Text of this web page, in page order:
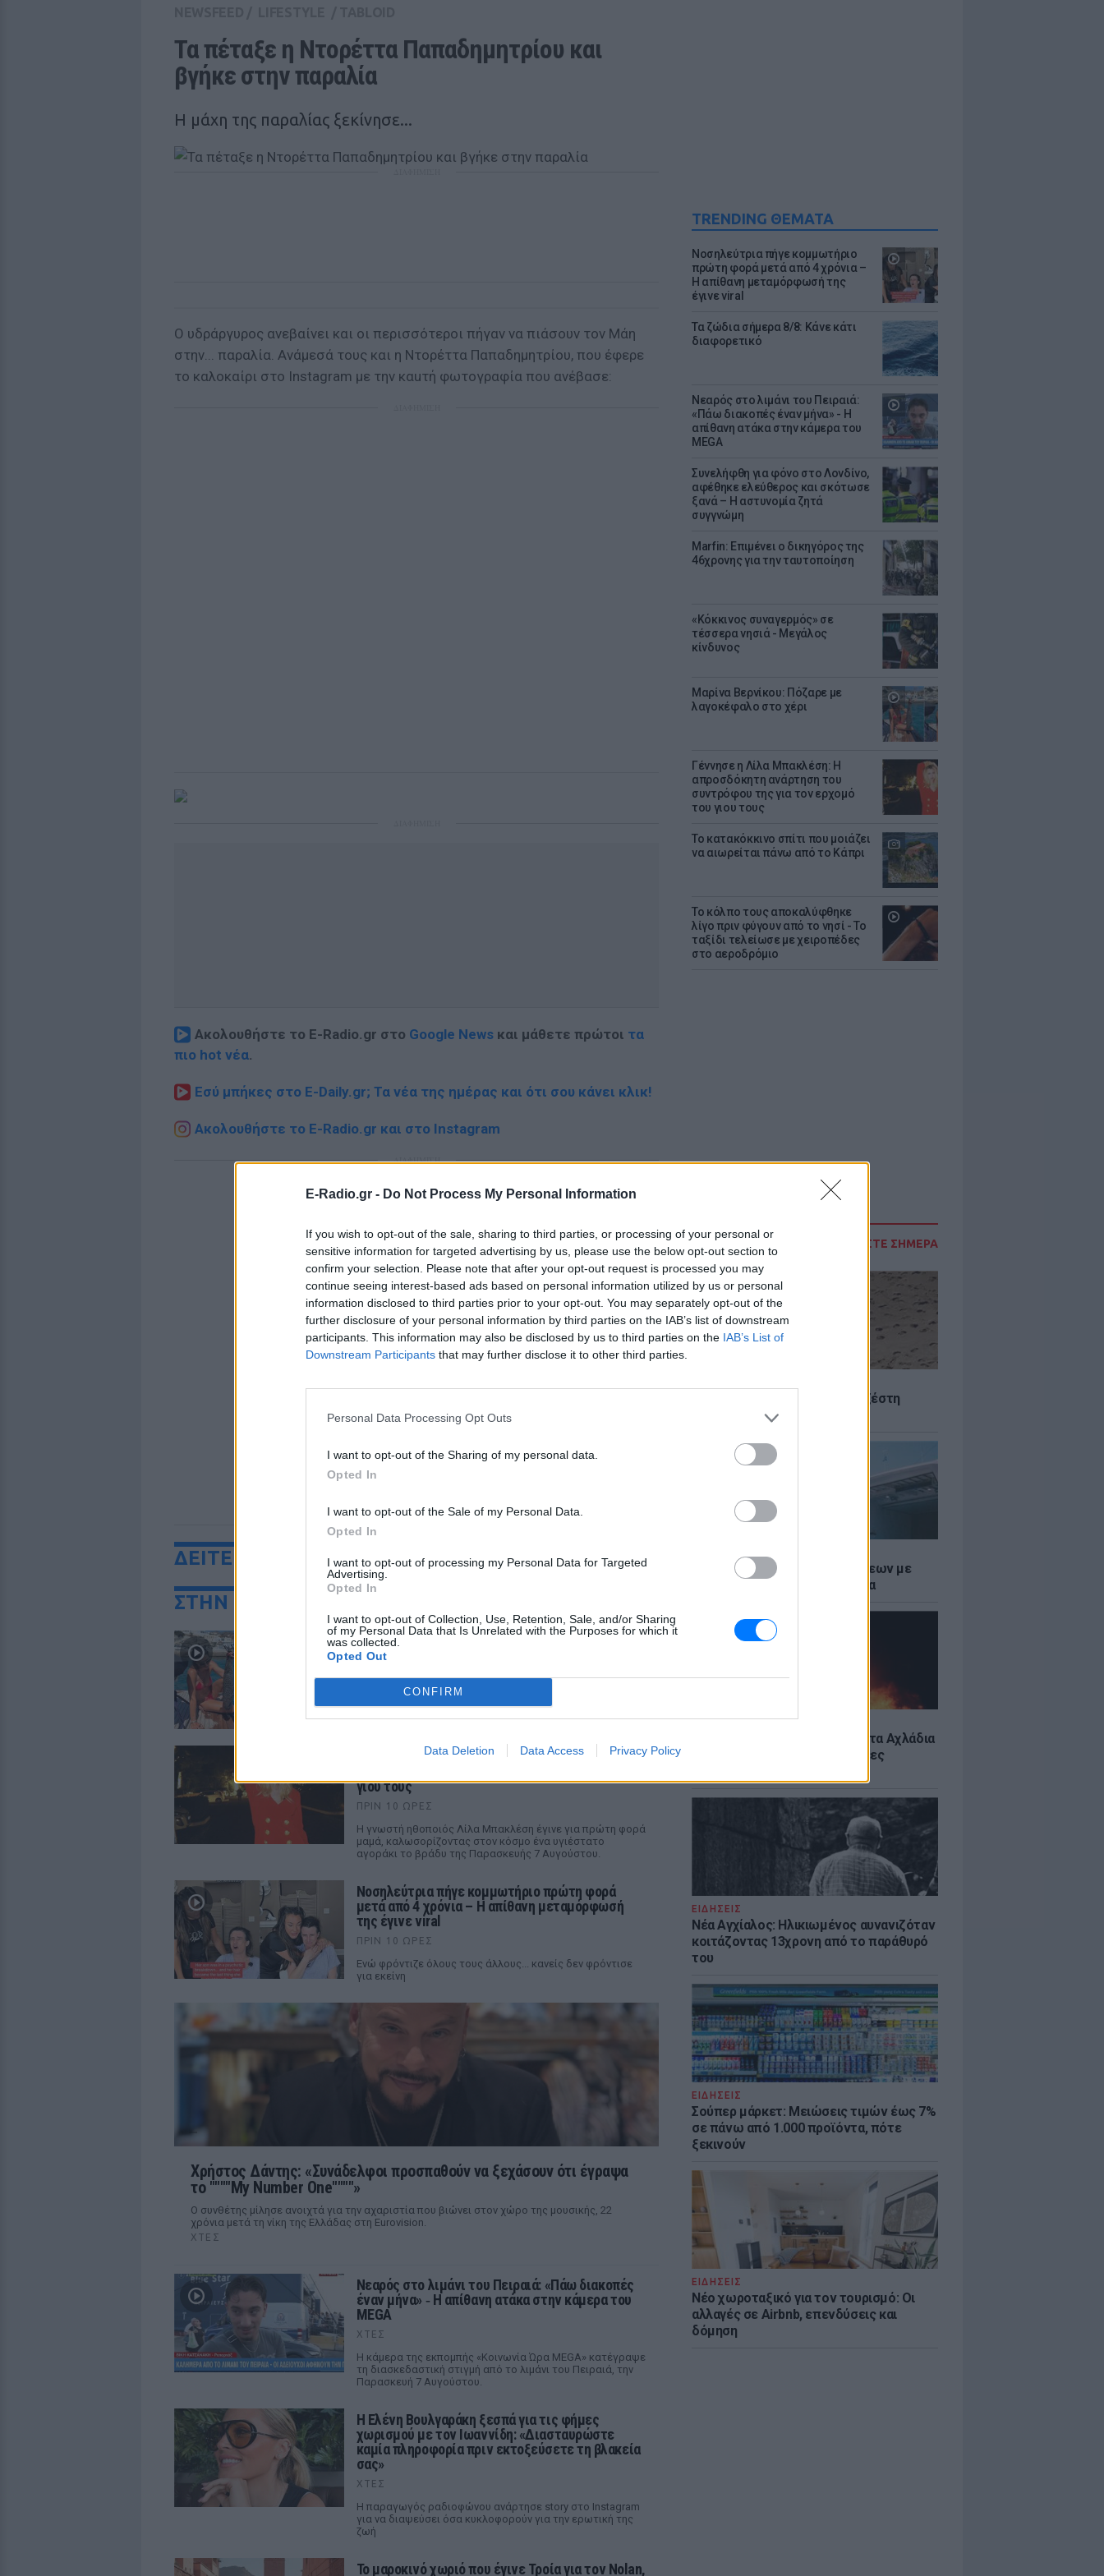
E-Radio.gr - Do Not Process My Personal Information
If you wish to opt-out of the sale, sharing to third parties, or processing of your personal or
sensitive information for targeted advertising by us, please use the below opt-out section to
confirm your selection. Please note that after your opt-out request is processed you may
continue seeing interest-based ads based on personal information utilized by us or personal
information disclosed to third parties prior to your opt-out. You may separately opt-out of the
further disclosure of your personal information by third parties on the IAB’s list of downstream
participants. This information may also be disclosed by us to third parties on the IAB’s List of
Downstream Participants that may further disclose it to other third parties.
Personal Data Processing Opt Outs
I want to opt-out of the Sharing of my personal data.
Opted In
I want to opt-out of the Sale of my Personal Data.
Opted In
I want to opt-out of processing my Personal Data for Targeted
Advertising.
Opted In
I want to opt-out of Collection, Use, Retention, Sale, and/or Sharing
of my Personal Data that Is Unrelated with the Purposes for which it
was collected.
Opted Out
CONFIRM
Data Deletion Data Access Privacy Policy
TRENDING ΘΕΜΑΤΑ
Νοσηλεύτρια πήγε κομμωτήριο
πρώτη φορά μετά από 4 χρόνια –
Η απίθανη μεταμόρφωσή της
έγινε viral
Τα ζώδια σήμερα 8/8: Κάνε κάτι
διαφορετικό
Νεαρός στο λιμάνι του Πειραιά:
«Πάω διακοπές έναν μήνα» - Η
απίθανη ατάκα στην κάμερα του
MEGA
Συνελήφθη για φόνο στο Λονδίνο,
αφέθηκε ελεύθερος και σκότωσε
ξανά – Η αστυνομία ζητά
συγγνώμη
Marfin: Επιμένει ο δικηγόρος της
46χρονης για την ταυτοποίηση
«Κόκκινος συναγερμός» σε
τέσσερα νησιά - Μεγάλος
κίνδυνος
Μαρίνα Βερνίκου: Πόζαρε με
λαγοκέφαλο στο χέρι
Γέννησε η Λίλα Μπακλέση: Η
απροσδόκητη ανάρτηση του
συντρόφου της για τον ερχομό
του γιου τους
Το κατακόκκινο σπίτι που μοιάζει
να αιωρείται πάνω από το Κάπρι
Το κόλπο τους αποκαλύφθηκε
λίγο πριν φύγουν από το νησί - Το
ταξίδι τελείωσε με χειροπέδες
στο αεροδρόμιο
ΔΙΑΒΑΣΤΕ ΣΗΜΕΡΑ
Καιρός: Πού θα «χτυπήσει» η ζέστη
Αύγουστος: Ρεκόρ Αναχωρήσεων με
56.000 Ταξιδιώτες στα Λιμάνια
ΕΙΔΗΣΕΙΣ
Σητεία: Υπό έλεγχο η φωτιά στα Αχλάδια
– Σε επιφυλακή η Κρήτη για νέες
ΕΙΔΗΣΕΙΣ
Νέα Αγχίαλος: Ηλικιωμένος αυνανιζόταν
κοιτάζοντας 13χρονη από το παράθυρό
του
ΕΙΔΗΣΕΙΣ
Σούπερ μάρκετ: Μειώσεις τιμών έως 7%
σε πάνω από 1.000 προϊόντα, πότε
ξεκινούν
ΕΙΔΗΣΕΙΣ
Νέο χωροταξικό για τον τουρισμό: Οι
αλλαγές σε Airbnb, επενδύσεις και
δόμηση
Τα πέταξε η Ντορέττα Παπαδημητρίου και
βγήκε στην παραλία
Η μάχη της παραλίας ξεκίνησε...
Ο υδράργυρος ανεβαίνει και οι περισσότεροι πήγαν να πιάσουν τον Μάη
στην... παραλία. Ανάμεσά τους και η Ντορέττα Παπαδημητρίου, που έφερε
το καλοκαίρι στο Instagram με την καuτή φωτογραφία που ανέβασε:
Ακολουθήστε το E-Radio.gr στο Google News και μάθετε πρώτοι τα
πιο hot νέα.
Εσύ μπήκες στο E-Daily.gr; Τα νέα της ημέρας και ότι σου κάνει κλικ!
Ακολουθήστε το E-Radio.gr και στο Instagram
ΔΙΑΦΗΜΙΣΗ
ΔΕΙΤΕ ΕΠΙΣΗΣ
ΣΤΗΝ ΙΔΙΑ ΚΑΤΗΓΟΡΙΑ
Μαρίνα Βερνίκου: Πόζαρε με λαγοκέφαλο στο
χέρι
ΠΡΙΝ 10 ΏΡΕΣ
Η Μαρίνα Βερνίκου εξηγεί πώς να αντιδρούμε όταν
Γέννησε η Λίλα Μπακλέση: Η απροσδόκητη
γιου τους
ΠΡΙΝ 10 ΏΡΕΣ
Η γνωστή ηθοποιός Λίλα Μπακλέση έγινε για πρώτη φορά
μαμά, καλωσορίζοντας στον κόσμο ένα υγιέστατο
αγοράκι το βράδυ της Παρασκευής 7 Αυγούστου.
Νοσηλεύτρια πήγε κομμωτήριο πρώτη φορά
μετά από 4 χρόνια – Η απίθανη μεταμόρφωσή
της έγινε viral
ΠΡΙΝ 10 ΏΡΕΣ
Ενώ φρόντιζε όλους τους άλλους... κανείς δεν φρόντισε
για εκείνη
Χρήστος Δάντης: «Συνάδελφοι προσπαθούν να ξεχάσουν ότι έγραψα
το """"My Number One""""»
Ο συνθέτης μίλησε ανοιχτά για την αχαριστία που βιώνει στον χώρο της μουσικής, 22
χρόνια μετά τη νίκη της Ελλάδας στη Eurovision.
ΧΤΕΣ
Νεαρός στο λιμάνι του Πειραιά: «Πάω διακοπές
έναν μήνα» ‑ Η απίθανη ατάκα στην κάμερα του
MEGA
ΧΤΕΣ
Η κάμερα της εκπομπής «Κοινωνία Ώρα MEGA» κατέγραψε
τη διασκεδαστική στιγμή από το λιμάνι του Πειραιά, την
Παρασκευή 7 Αυγούστου.
Η Ελένη Βουλγαράκη ξεσπά για τις φήμες
χωρισμού με τον Ιωαννίδη: «Διασταυρώστε
καμία πληροφορία πριν εκτοξεύσετε τη βλακεία
σας»
ΧΤΕΣ
Η παραγωγός ραδιοφώνου ανάρτησε story στο Instagram
για να διαψεύσει όσα κυκλοφορούν για την ερωτική της
ζωή
Το μαροκινό χωριό που έγινε Τροία για τον Nolan,